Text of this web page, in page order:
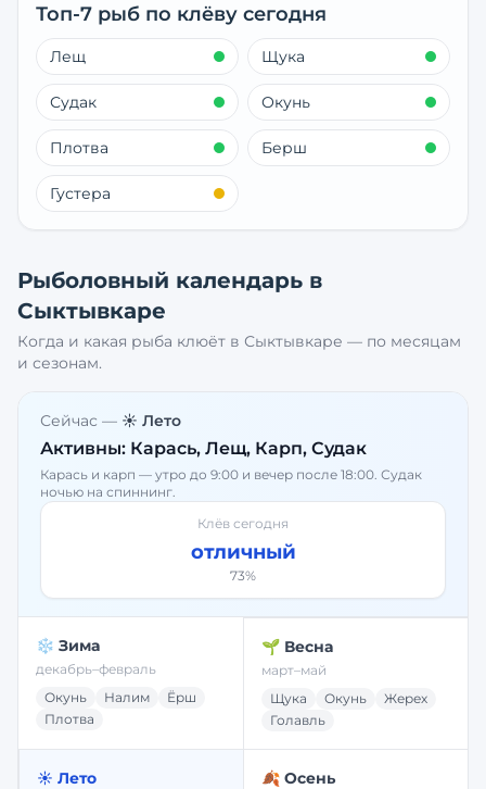
Топ-7 рыб по клёву сегодня
Лещ Щука
Судак Окунь
Плотва Берш
Густера
Рыболовный календарь в
Сыктывкаре
Когда и какая рыба клюёт в Сыктывкаре — по месяцам
и сезонам.
Сейчас — ☀️ Лето
Активны: Карась, Лещ, Карп, Судак
Карась и карп — утро до 9:00 и вечер после 18:00. Судак
ночью на спиннинг.
Клёв сегодня
отличный
73%
❄️ Зима
декабрь–февраль
Окунь
Налим
Ёрш
Плотва
🌱 Весна
март–май
Щука
Окунь
Жерех
Голавль
☀️ Лето 🍂 Осень